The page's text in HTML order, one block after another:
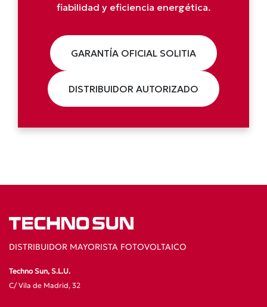
fiabilidad y eficiencia energética.
GARANTÍA OFICIAL SOLITIA
DISTRIBUIDOR AUTORIZADO
DISTRIBUIDOR MAYORISTA FOTOVOLTAICO
Techno Sun, S.L.U.
C/ Vila de Madrid, 32